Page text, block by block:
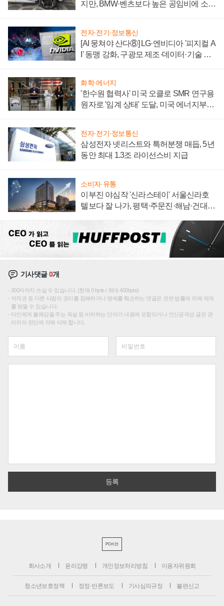
지만, BMW·벤츠보다 높은 공임비에 소비
전자·전기·정보통신
[AI 뭉쳐야 산다⑧] LG·엔비디아 '피지컬 A
I' 동맹 강화, 구광모 제조·데이터·기술 결
화학·에너지
'한수원 협력사' 미국 오클로 SMR 연구용
원자로 '임계 상태' 도달, 미국 에너지부
전자·전기·정보통신
삼성전자 넷리스트와 특허분쟁 매듭, 5년
동안 최대 1.3조 라이선스비 지급
소비자·유통
이부진 야심작 '신라스테이' 서울신라호
텔보다 잘 나가, 평택·주문진·해남·건대로
기사댓글0개
200자까지 쓰실 수 있습니다. (현재 0 byte / 최대 400byte)
저작권 등 다른 사람의 권리를 침해하거나 명예를 훼손하는 댓글은 관련 법률에 의해 제재
를 받을 수 있습니다.
타인에게 불쾌감을 주는 욕설 등 비하하는 단어가 내용에 포함되거나 인신공격성 글은 관
리자의 판단에 의해 삭제 합니다.
PC버전
회사소개 윤리강령 개인정보처리방침 이용자위원회
청소년보호정책 정정·반론보도 기사심의규정 불편신고